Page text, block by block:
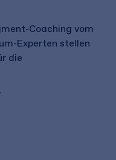
Coaching vom
Experten stellen
die